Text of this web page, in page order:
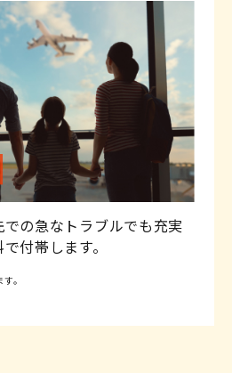
の急なトラブルでも充実
付帯します。
。